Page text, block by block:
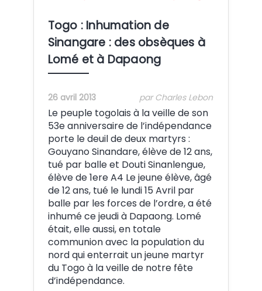
Togo : Inhumation de
Sinangare : des obsèques à
Lomé et à Dapaong
26 avril 2013 par Charles Lebon
Le peuple togolais à la veille de son
53e anniversaire de l’indépendance
porte le deuil de deux martyrs :
Gouyano Sinandare, élève de 12 ans,
tué par balle et Douti Sinanlengue,
élève de 1ere A4 Le jeune élève, âgé
de 12 ans, tué le lundi 15 Avril par
balle par les forces de l’ordre, a été
inhumé ce jeudi à Dapaong. Lomé
était, elle aussi, en totale
communion avec la population du
nord qui enterrait un jeune martyr
du Togo à la veille de notre fête
d’indépendance.